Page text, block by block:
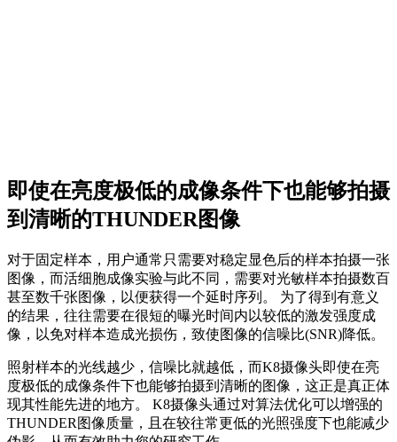
即使在亮度极低的成像条件下也能够拍摄
到清晰的THUNDER图像
对于固定样本，用户通常只需要对稳定显色后的样本拍摄一张
图像，而活细胞成像实验与此不同，需要对光敏样本拍摄数百
甚至数千张图像，以便获得一个延时序列。 为了得到有意义
的结果，往往需要在很短的曝光时间内以较低的激发强度成
像，以免对样本造成光损伤，致使图像的信噪比(SNR)降低。
照射样本的光线越少，信噪比就越低，而K8摄像头即使在亮
度极低的成像条件下也能够拍摄到清晰的图像，这正是真正体
现其性能先进的地方。 K8摄像头通过对算法优化可以增强的
THUNDER图像质量，且在较往常更低的光照强度下也能减少